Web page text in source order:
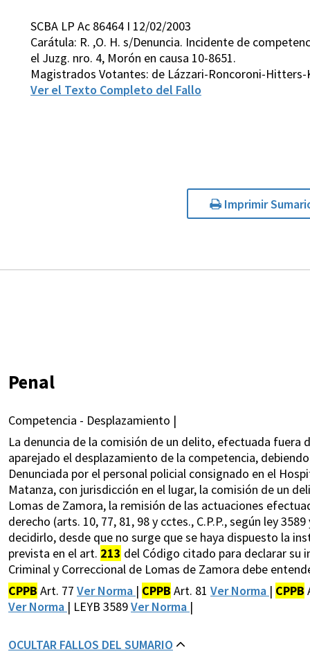
SCBA LP Ac 86464 I 12/02/2003
Carátula: R. ,O. H. s/Denuncia. Incidente de
el Juzg. nro. 4, Morón en causa 10-8651.
Magistrados Votantes: de Lázzari-Roncoroni-Hitters-
Ver el Texto Completo del Fallo
Imprimir
Penal
Competencia - Desplazamiento |
La denuncia de la comisión de un delito, efectuada
aparejado el desplazamiento de la competencia,
Denunciada por el personal policial consignado en el
Matanza, con jurisdicción en el lugar, la comisión de un
Lomas de Zamora, la remisión de las actuaciones
derecho (arts. 10, 77, 81, 98 y cctes., C.P.P., según ley
decidirlo, desde que no surge que se haya dispuesto la
prevista en el art. 213 del Código citado para declarar su
Criminal y Correccional de Lomas de Zamora debe
CPPB Art. 77 Ver Norma | CPPB Art. 81 Ver Norma | CPPB
Ver Norma | LEYB 3589Ver Norma |
OCULTAR FALLOS DEL SUMARIO